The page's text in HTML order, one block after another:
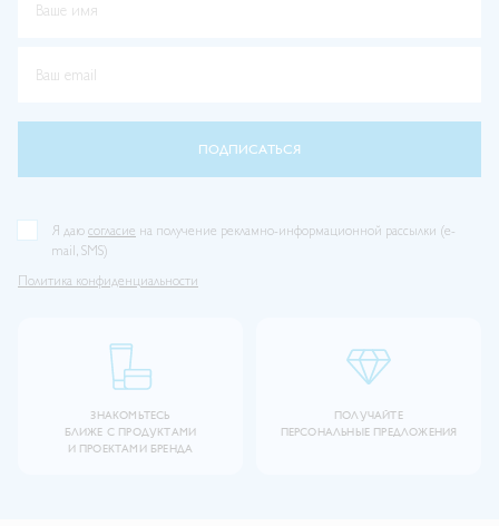
Ваше имя
Ваш email
Я даю согласие на получение рекламно-информационной рассылки (e-
mail, SMS)
Политика конфиденциальности
ПОДПИСАТЬСЯ
ЗНАКОМЬТЕСЬ
БЛИЖЕ С ПРОДУКТАМИ
И ПРОЕКТАМИ БРЕНДА
ПОЛУЧАЙТЕ
ПЕРСОНАЛЬНЫЕ ПРЕДЛОЖЕНИЯ